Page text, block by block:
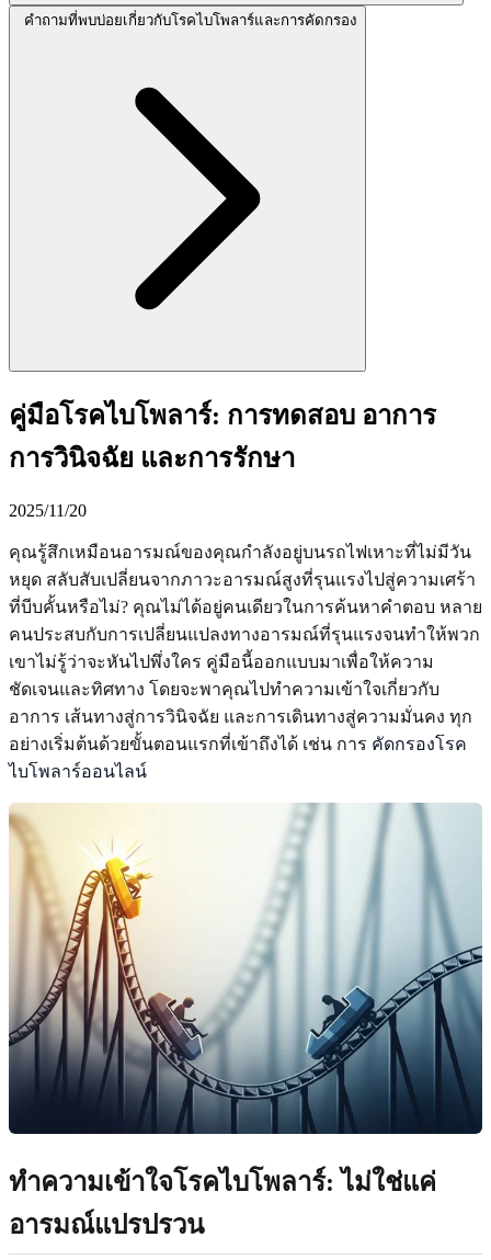
คำถามที่พบบ่อยเกี่ยวกับโรคไบโพลาร์และการคัดกรอง
คู่มือโรคไบโพลาร์: การทดสอบ อาการ
การวินิจฉัย และการรักษา
2025/11/20
คุณรู้สึกเหมือนอารมณ์ของคุณกำลังอยู่บนรถไฟเหาะที่ไม่มีวัน
หยุด สลับสับเปลี่ยนจากภาวะอารมณ์สูงที่รุนแรงไปสู่ความเศร้า
ที่บีบคั้นหรือไม่? คุณไม่ได้อยู่คนเดียวในการค้นหาคำตอบ หลาย
คนประสบกับการเปลี่ยนแปลงทางอารมณ์ที่รุนแรงจนทำให้พวก
เขาไม่รู้ว่าจะหันไปพึ่งใคร คู่มือนี้ออกแบบมาเพื่อให้ความ
ชัดเจนและทิศทาง โดยจะพาคุณไปทำความเข้าใจเกี่ยวกับ
อาการ เส้นทางสู่การวินิจฉัย และการเดินทางสู่ความมั่นคง ทุก
อย่างเริ่มต้นด้วยขั้นตอนแรกที่เข้าถึงได้ เช่น การ คัดกรองโรค
ไบโพลาร์ออนไลน์
ทำความเข้าใจโรคไบโพลาร์: ไม่ใช่แค่
อารมณ์แปรปรวน